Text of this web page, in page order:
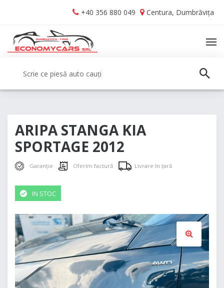
navigation
content
+40 356 880 049 Centura, Dumbrăvița
ARIPA STANGA KIA
SPORTAGE 2012
Garanție Oferim factură Livrare în țară
IN STOC